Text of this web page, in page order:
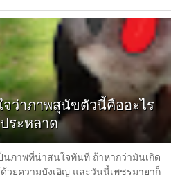
จว่าภาพสุนัขตัวนี้คืออะไร
ระหลาด
นภาพที่น่าสนใจทันที ถ้าหากว่ามันเกิด
วยความบังเอิญ และวันนี้เพชรมายาก็